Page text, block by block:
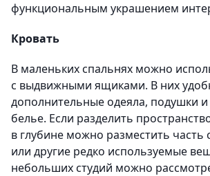
функциональным украшением
Кровать
В маленьких спальнях можно
с выдвижными ящиками. В них
дополнительные одеяла, подушки
белье. Если разделить
в глубине можно разместить
или другие редко используемые
небольших студий можно